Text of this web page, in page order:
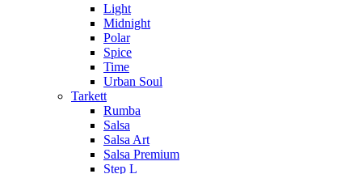
Light
Midnight
Polar
Spice
Time
Urban Soul
Tarkett
Rumba
Salsa
Salsa Art
Salsa Premium
Step L